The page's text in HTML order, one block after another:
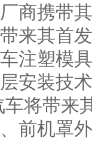
商携带
来其首
注塑模
安装技
将带来
前机罩